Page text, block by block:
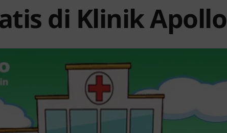
di Klinik Apollo